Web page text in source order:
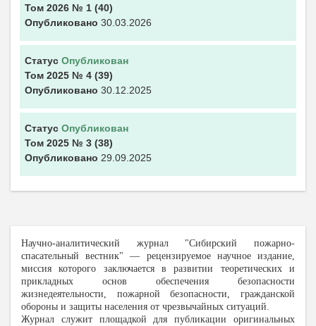
Том 2026 № 1 (40)
Опубликовано 30.03.2026
Статус Опубликован
Том 2025 № 4 (39)
Опубликовано 30.12.2025
Статус Опубликован
Том 2025 № 3 (38)
Опубликовано 29.09.2025
Научно-аналитический журнал "Сибирский пожарно-
спасательный вестник" — рецензируемое научное издание,
миссия которого заключается в развитии теоретических и
прикладных основ обеспечения безопасности
жизнедеятельности, пожарной безопасности, гражданской
обороны и защиты населения от чрезвычайных ситуаций.
Журнал служит площадкой для публикации оригинальных